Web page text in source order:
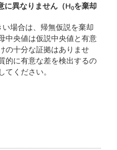
に異なりません（H0を棄却
場合は、帰無仮説を棄却
中央値は仮説中央値と有意
の十分な証拠はありませ
的に有意な差を検出するの
ください。